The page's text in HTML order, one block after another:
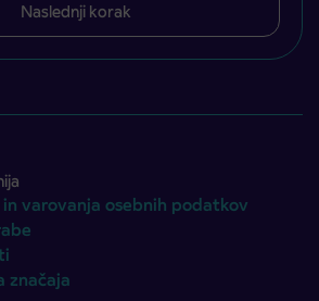
Naslednji korak
varovanja osebnih podatkov
značaja